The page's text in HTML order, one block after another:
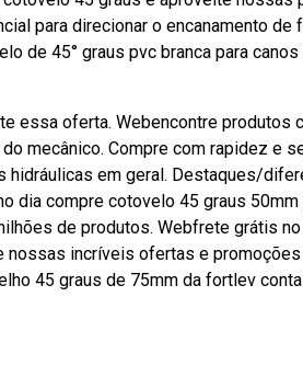
para direcionar o encanamento
de 45° graus pvc branca para
essa oferta. Webencontre
mecânico. Compre com rapidez e
hidráulicas em geral. Destaques/
dia compre cotovelo 45 graus
de produtos. Webfrete grátis
nossas incríveis ofertas e
45 graus de 75mm da fortlev